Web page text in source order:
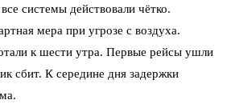
системы действовали чётко.
мера при угрозе с воздуха.
к шести утра. Первые рейсы ушли
сбит. К середине дня задержки